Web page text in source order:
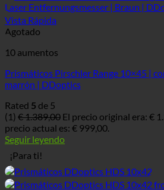
Vista Rápida
Agotado
10 aumentos
Prismáticos Pirschler Range 10×45 |
marrón | DDoptics
Rated 5 de 5
(1) €1.389,00 El precio original era: €
precio actual es: € 999,00.
Seguir leyendo
¡Para ti!